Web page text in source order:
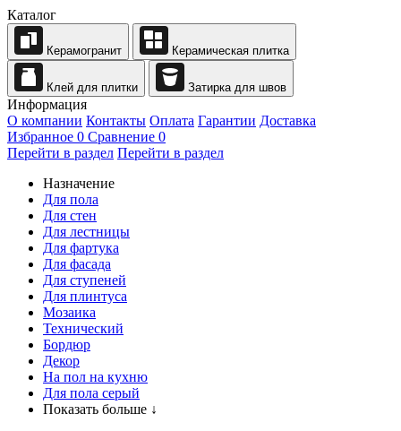
Каталог
Керамогранит Керамическая плитка
Клей для плитки Затирка для швов
Информация
О компании Контакты Оплата Гарантии Доставка
Избранное 0 Сравнение 0
Перейти в раздел Перейти в раздел
Назначение
Для пола
Для стен
Для лестницы
Для фартука
Для фасада
Для ступеней
Для плинтуса
Мозаика
Технический
Бордюр
Декор
На пол на кухню
Для пола серый
Показать больше ↓